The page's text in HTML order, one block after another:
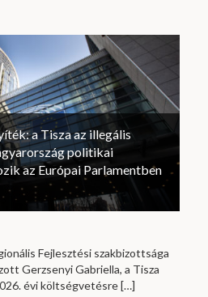
a Tisza az illegális
politikai
az Európai Parlamentben
Fejlesztési szakbizottsága
Gerzsenyi Gabriella, a Tisza
évi költségvetésre[…]